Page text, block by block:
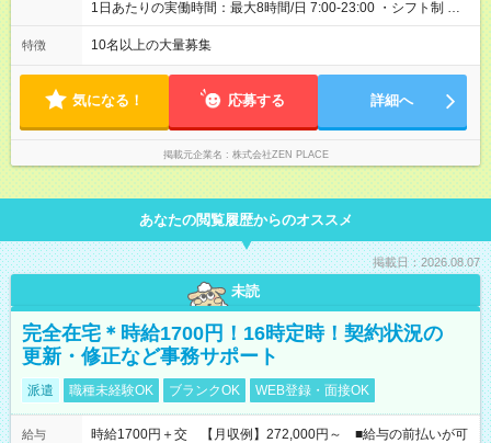
を含む ■研修担当＋リーダー職 入社年数：15年目 年収：約11，
コース開発の担当として貢献手当を含む 【試用期間】試用期間
あり 試用期間の長さ：3ヶ月 雇用形態、給与は本採用時と同じ
です。
1日あたりの実働時間：最大8時間/日 7:00-23:00 ・シフト制 ※週
の勤務時間は40時間 ※実働8時間（休憩1時間）
特徴 10名以上の大量募集
気になる！ 応募する 詳細へ
掲載元企業名 株式会社ZEN PLACE
あなたの閲覧履歴からのオススメ
掲載日：2026.08.07
未読
完全在宅＊時給1700円！16時定時！契約状況の
更新・修正など事務サポート
派遣 職種未経験OK ブランクOK WEB登録・面接OK
給与
時給1700円＋交 【月収例】272,000円～ ■給与の前払いが可